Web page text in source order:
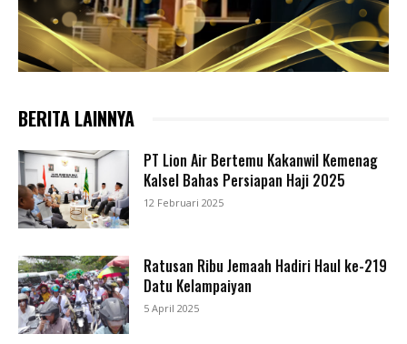
BERITA LAINNYA
PT Lion Air Bertemu Kakanwil Kemenag
Kalsel Bahas Persiapan Haji 2025
12 Februari 2025
Ratusan Ribu Jemaah Hadiri Haul ke-219
Datu Kelampaiyan
5 April 2025